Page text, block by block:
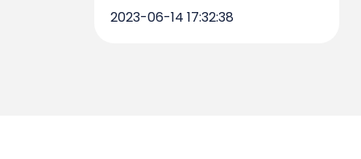
2023-06-14 17:32:38